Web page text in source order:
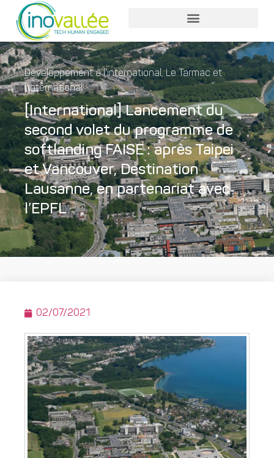
Développement à l'international,Le Tarmac et
l'international
[International] Lancement du
second volet du programme de
softlanding FAISE : après Taipei
et Vancouver, Destination
Lausanne, en partenariat avec
l’EPFL
02/07/2021